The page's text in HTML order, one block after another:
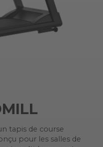
tapis de course
pour les salles de